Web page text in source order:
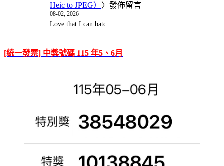
Heic to JPEG） 〉發佈留言
08-02, 2026
Love that I can batc…
[統一發票] 中獎號碼 115 年5、6月